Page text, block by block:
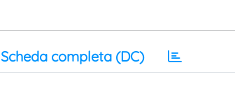
Scheda completa (DC)